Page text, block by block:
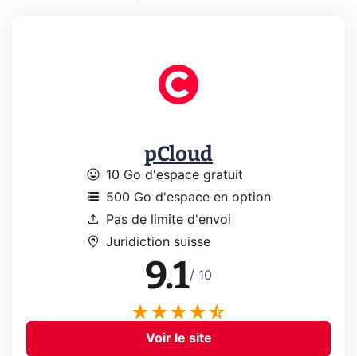
pCloud
mood 10 Go d'espace gratuit
storage 500 Go d'espace en option
upload Pas de limite d'envoi
home_pin Juridiction suisse
9.1/ 10
Voir le site